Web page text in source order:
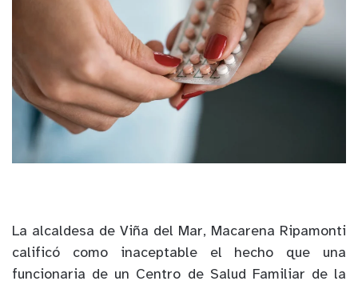
La alcaldesa de Viña del Mar, Macarena Ripamonti
calificó como inaceptable el hecho que una
funcionaria de un Centro de Salud Familiar de la